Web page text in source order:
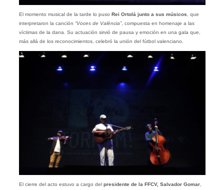
El momento musical de la tarde lo puso Rei Ortolá junto a sus músicos , que
interpretaron la canción “Voces de València”, compuesta en homenaje a las
víctimas de la dana. Su actuación sirvió de pausa y emoción en una gala que,
más allá de los reconocimientos, celebró la unión del fútbol valenciano.
El cierre del acto estuvo a cargo del presidente de la FFCV, Salvador Gomar,